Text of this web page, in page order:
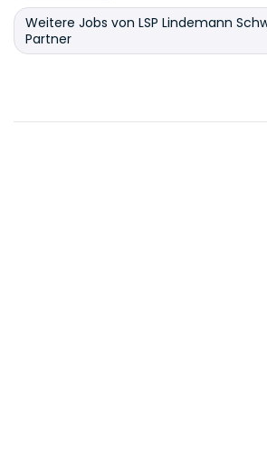
Weitere Jobs von LSP Lindemann
Partner